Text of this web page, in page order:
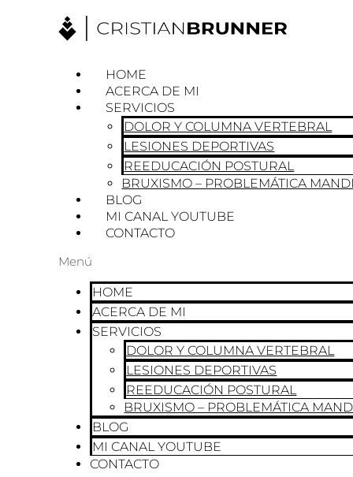
HOME
ACERCA DE MI
SERVICIOS
DOLOR Y COLUMNA VERTEBRAL
LESIONES DEPORTIVAS
REEDUCACIÓN POSTURAL
BRUXISMO – PROBLEMÁTICA
BLOG
MI CANAL YOUTUBE
CONTACTO
Menú
HOME
ACERCA DE MI
SERVICIOS
DOLOR Y COLUMNA VERTEBRAL
LESIONES DEPORTIVAS
REEDUCACIÓN POSTURAL
BRUXISMO – PROBLEMÁTICA
BLOG
MI CANAL YOUTUBE
CONTACTO